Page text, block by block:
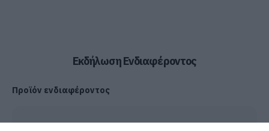
Εκδήλωση Ενδιαφέροντος
Προϊόν ενδιαφέροντος